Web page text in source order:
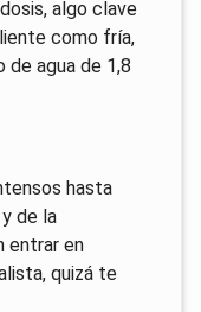
algo clave
como fría,
agua de 1,8
hasta
de la
entrar en
quizá te